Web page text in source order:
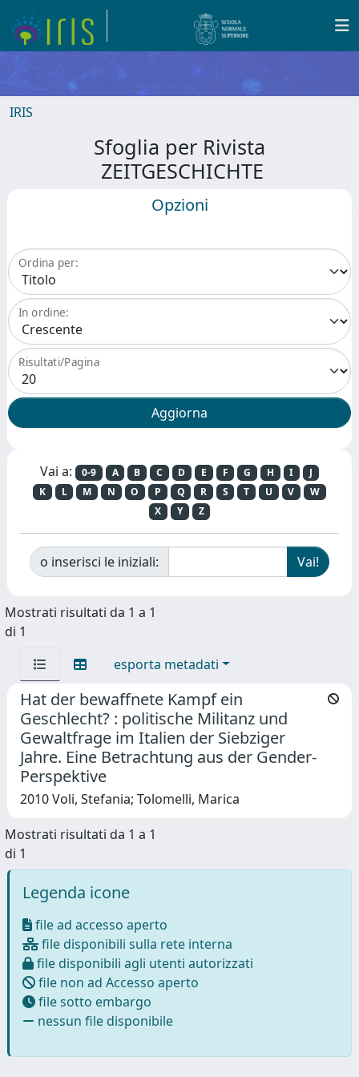
IRIS
Sfoglia per Rivista
ZEITGESCHICHTE
Opzioni
Ordina per:
In ordine:
Risultati/Pagina
Vai a: 0-9 A B C D E F G H I
J
K
L M N O P Q R S T U V
W
X
Y Z
o inserisci le iniziali:
Mostrati risultati da 1 a 1
di 1
esporta metadati
Hat der bewaffnete Kampf ein
Geschlecht? : politische Militanz und
Gewaltfrage im Italien der Siebziger
Jahre. Eine Betrachtung aus der Gender-
Perspektive
2010 Voli, Stefania; Tolomelli, Marica
Mostrati risultati da 1 a 1
di 1
Legenda icone
file ad accesso aperto
file disponibili sulla rete interna
file disponibili agli utenti autorizzati
file non ad Accesso aperto
file sotto embargo
nessun file disponibile